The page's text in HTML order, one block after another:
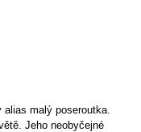
malý poseroutka.
Jeho neobyčejné